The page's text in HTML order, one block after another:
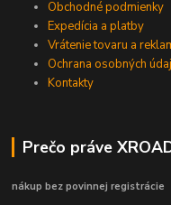
Obchodné podmienky
Expedícia a platby
Vrátenie tovaru a
Ochrana osobných
Kontakty
Prečo práve
nákup bez povinnej registrácie